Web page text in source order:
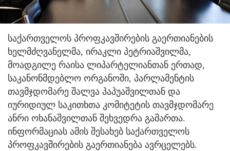
საქართველოს პროფკავშირების გაერთიანების
ხელმძღვანელმა, ირაკლი პეტრიაშვილმა,
მოადგილე რაისა ლიპარტელიანთან ერთად,
საკანონმდებლო ორგანოში, პარლამენტის
თავმჯდომარე შალვა პაპუაშვილთან და
იურიდიულ საკითხთა კომიტეტის თავმჯდომარე
ანრი ოხანაშვილთან შეხვედრა გამართა.
ინფორმაციას ამის შესახებ საქართველოს
პროფკავშირების გაერთიანება ავრცელებს.